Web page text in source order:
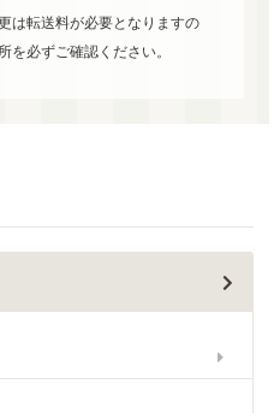
は転送料が必要となりますの
を必ずご確認ください。